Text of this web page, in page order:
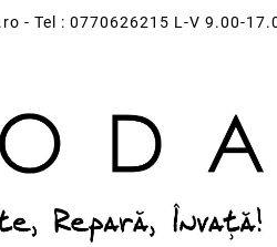
- Tel : 0770626215 L-V 9.00-